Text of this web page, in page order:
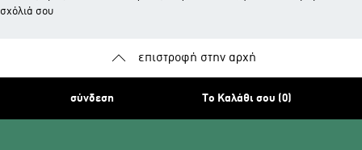
σχόλιά σου
επιστροφή στην αρχή
σύνδεση Το Καλάθι σου (0)